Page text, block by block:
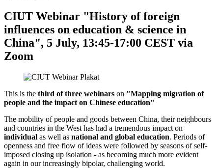
CIUT Webinar "History of foreign
influences on education & science in
China", 5 July, 13:45-17:00 CEST via
Zoom
This is the third of three webinars on "Mapping migration of
people and the impact on Chinese education"
The mobility of people and goods between China, their neighbours
and countries in the West has had a tremendous impact on
individual as well as national and global education. Periods of
openness and free flow of ideas were followed by seasons of self-
imposed closing up isolation - as becoming much more evident
again in our increasingly bipolar, challenging world.